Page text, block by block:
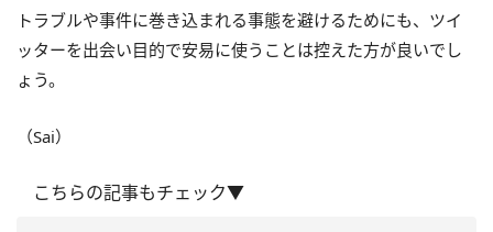
トラブルや事件に巻き込まれる事態を避けるためにも、ツイ
ッターを出会い目的で安易に使うことは控えた方が良いでし
ょう。
（Sai）
こちらの記事もチェック▼